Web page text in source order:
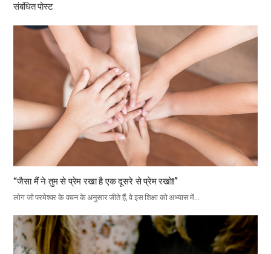
संबंधित पोस्ट
“जैसा मैं ने तुम से प्रेम रखा है एक दूसरे से प्रेम रखो!”
लोग जो परमेश्वर के वचन के अनुसार जीते हैं, वे इस शिक्षा को अभ्यास में…